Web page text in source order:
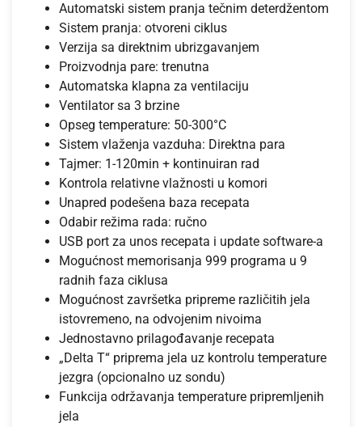
Automatski sistem pranja tečnim deterdžentom
Sistem pranja: otvoreni ciklus
Verzija sa direktnim ubrizgavanjem
Proizvodnja pare: trenutna
Automatska klapna za ventilaciju
Ventilator sa 3 brzine
Opseg temperature: 50-300°C
Sistem vlaženja vazduha: Direktna para
Tajmer: 1-120min + kontinuiran rad
Kontrola relativne vlažnosti u komori
Unapred podešena baza recepata
Odabir režima rada: ručno
USB port za unos recepata i update software-a
Mogućnost memorisanja 999 programa u 9
radnih faza ciklusa
Mogućnost završetka pripreme različitih jela
istovremeno, na odvojenim nivoima
Jednostavno prilagođavanje recepata
„Delta T“ priprema jela uz kontrolu temperature
jezgra (opcionalno uz sondu)
Funkcija održavanja temperature pripremljenih
jela